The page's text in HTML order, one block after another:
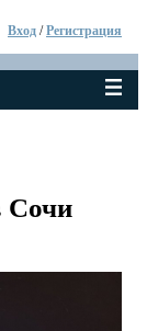
Вход /Регистрация
Сочи